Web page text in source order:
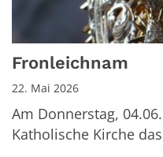
Fronleichnam
22. Mai 2026
Am Donnerstag,
Katholische Kirche